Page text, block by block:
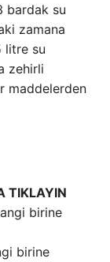
bardak su
zamana
litre su
zehirli
maddelerden
TIKLAYIN
birine